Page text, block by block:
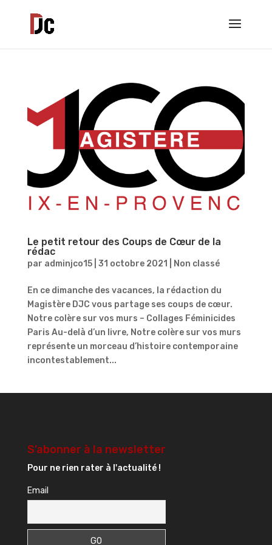
Le petit retour des Coups de Cœur de la
rédac
par adminjco15| 31 octobre 2021 Non classé
En ce dimanche des vacances, la rédaction du
Magistère DJC vous partage ses coups de cœur.
Notre colère sur vos murs – Collages Féminicides
Paris Au-delà d’un livre, Notre colère sur vos murs
représente un morceau d’histoire contemporaine
incontestablement...
S’abonner à la newsletter
Pour ne rien rater à l'actualité !
Email